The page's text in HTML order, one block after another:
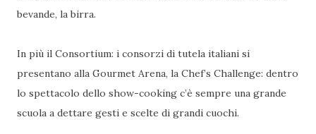
bevande, la birra.
In più il Consortium: i consorzi di tutela italiani si
presentano alla Gourmet Arena, la Chef’s Challenge: dentro
lo spettacolo dello show-cooking c’è sempre una grande
scuola a dettare gesti e scelte di grandi cuochi.